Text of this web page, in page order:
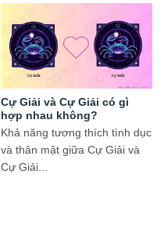
Cự Giải và Cự Giải có gì
hợp nhau không?
Khả năng tương thích tình dục
và thân mật giữa Cự Giải và
Cự Giải...